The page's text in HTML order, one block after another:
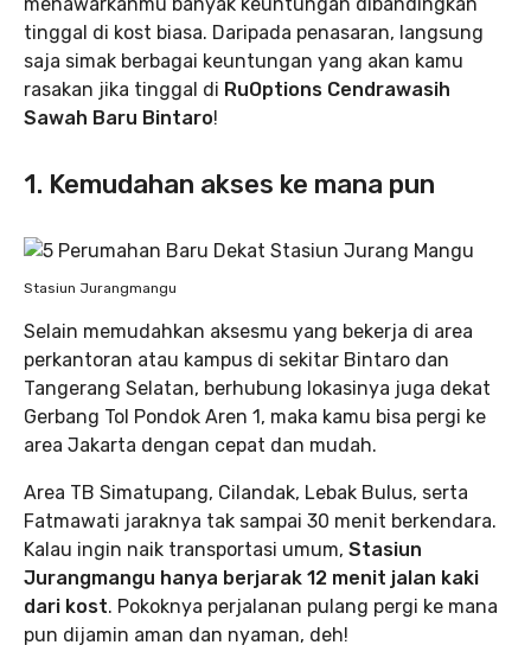
tinggal di kost biasa. Daripada penasaran, langsung
saja simak berbagai keuntungan yang akan kamu
rasakan jika tinggal di RuOptions Cendrawasih
Sawah Baru Bintaro!
1. Kemudahan akses ke mana pun
Stasiun Jurangmangu
Selain memudahkan aksesmu yang bekerja di area
perkantoran atau kampus di sekitar Bintaro dan
Tangerang Selatan, berhubung lokasinya juga dekat
Gerbang Tol Pondok Aren 1, maka kamu bisa pergi ke
area Jakarta dengan cepat dan mudah.
Area TB Simatupang, Cilandak, Lebak Bulus, serta
Fatmawati jaraknya tak sampai 30 menit berkendara.
Kalau ingin naik transportasi umum, Stasiun
Jurangmangu hanya berjarak 12 menit jalan kaki
dari kost. Pokoknya perjalanan pulang pergi ke mana
pun dijamin aman dan nyaman, deh!